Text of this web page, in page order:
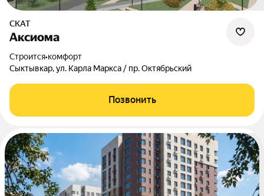
СКАТ
Аксиома
Строится•комфорт
Сыктывкар, ул. Карла Маркса / пр. Октябрьский
Позвонить